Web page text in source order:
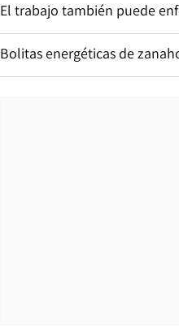
El trabajo también puede
Bolitas energéticas de